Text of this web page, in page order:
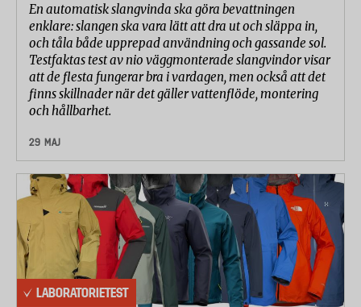
En automatisk slangvinda ska göra bevattningen
enklare: slangen ska vara lätt att dra ut och släppa in,
och tåla både upprepad användning och gassande sol.
Testfaktas test av nio väggmonterade slangvindor visar
att de flesta fungerar bra i vardagen, men också att det
finns skillnader när det gäller vattenflöde, montering
och hållbarhet.
29 MAJ
LABORATORIETEST